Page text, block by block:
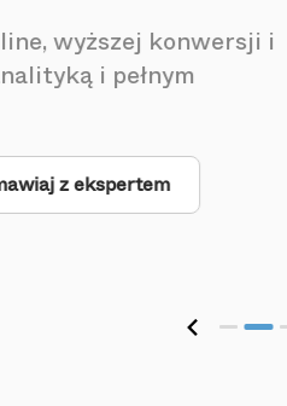
wyższej konwersji i
i pełnym
z ekspertem